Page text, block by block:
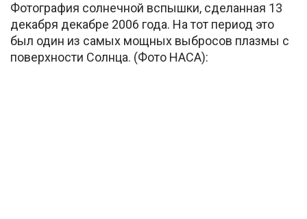
Фотография солнечной вспышки, сделанная 13
декабря декабре 2006 года. На тот период это
был один из самых мощных выбросов плазмы с
поверхности Солнца. (Фото НАСА):